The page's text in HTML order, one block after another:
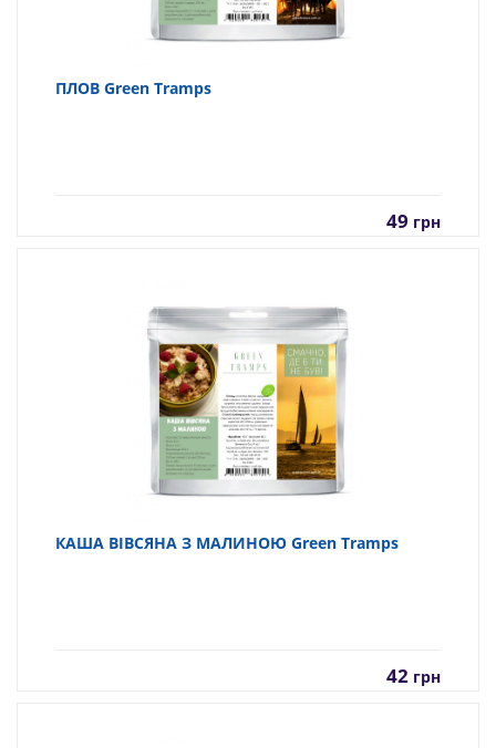
ПЛОВ Green Tramps
49 грн
КАША ВІВСЯНА З МАЛИНОЮ Green Tramps
42 грн